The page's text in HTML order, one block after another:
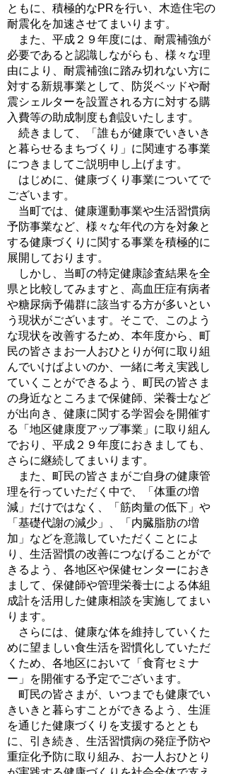
ともに、積極的なPRを行い、木造住宅の
耐震化を加速させてまいります。
また、平成２９年度には、耐震補強が
必要であると認識しながらも、様々な理
由により、耐震補強に踏み切れない方に
対する新規事業として、防災ベッドや耐
震シェルターを設置される方に対する購
入費等の助成制度も創設いたします。
続きまして、「誰もが健康でいきいき
と暮らせるまちづくり」に関連する事業
につきましてご説明申し上げます。
はじめに、健康づくり事業についてで
ございます。
当町では、健康運動事業や生活習慣病
予防事業など、様々な年代の方を対象と
する健康づくりに関する事業を積極的に
展開しております。
しかし、当町の特定健康診査結果を全
県と比較してみますと、高血圧症有病者
や糖尿病予備群に該当する方が多いとい
う現状がございます。そこで、このよう
な現状を改善するため、本年度から、町
民の皆さまお一人おひとりが何に取り組
んでいけばよいのか、一緒に考え実践し
ていくことができるよう、町民の皆さま
の身近なところまで保健師、栄養士など
が出向き、健康に関する学習会を開催す
る「地区健康度アップ事業」に取り組ん
でおり、平成２９年度におきましても、
さらに継続してまいります。
また、町民の皆さまがご自身の健康管
理を行っていただく中で、「体重の増
減」だけではなく、「筋肉量の低下」や
「基礎代謝の減少」、「内臓脂肪の増
加」などを意識していただくことによ
り、生活習慣の改善につなげることがで
きるよう、各地区や保健センターにおき
まして、保健師や管理栄養士による体組
成計を活用した健康相談を実施してまい
ります。
さらには、健康な体を維持していくた
めに望ましい食生活を習慣化していただ
くため、各地区において「食育セミナ
ー」を開催する予定でございます。
町民の皆さまが、いつまでも健康でい
きいきと暮らすことができるよう、生涯
を通じた健康づくりを支援するととも
に、引き続き、生活習慣病の発症予防や
重症化予防に取り組み、お一人おひとり